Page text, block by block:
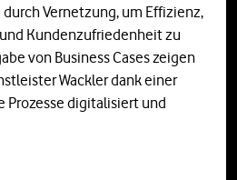
Vernetzung, um Effizienz,
Kundenzufriedenheit zu
von Business Cases zeigen
Wackler dank einer
Prozesse digitalisiert und